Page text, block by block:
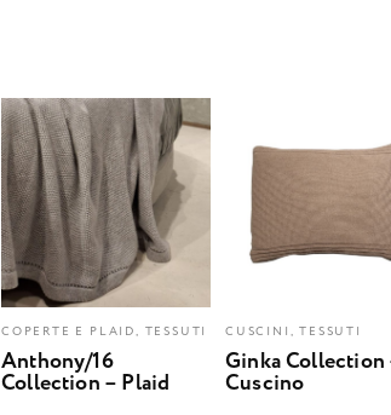
COPERTE E PLAID, TESSUTI
Anthony/16
Collection – Plaid
CUSCINI, TESSUTI
Ginka Collection
Cuscino